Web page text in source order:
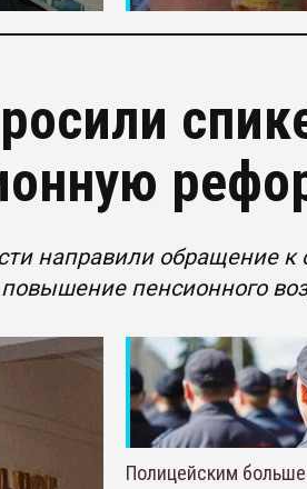
направили обращение к
пенсионного
Полицейским